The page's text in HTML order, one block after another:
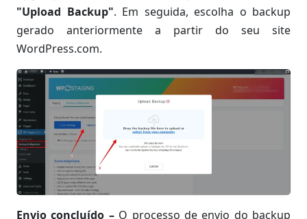
"Upload Backup". Em seguida, escolha o backup
gerado anteriormente a partir do seu site
WordPress.com.
Envio concluído –O processo de envio do backup